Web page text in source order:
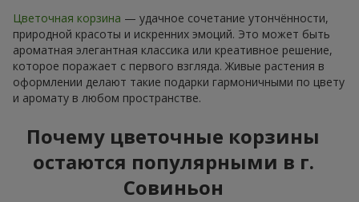
Цветочная корзина — удачное сочетание утончённости,
природной красоты и искренних эмоций. Это может быть
ароматная элегантная классика или креативное решение,
которое поражает с первого взгляда. Живые растения в
оформлении делают такие подарки гармоничными по цвету
и аромату в любом пространстве.
Почему цветочные корзины
остаются популярными в г.
Совиньон